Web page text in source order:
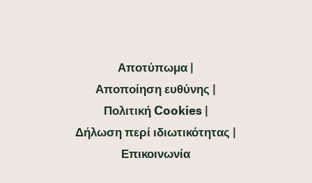
Αποτύπωμα
Αποποίηση ευθύνης
Πολιτική Cookies
Δήλωση περί ιδιωτικότητας
Επικοινωνία